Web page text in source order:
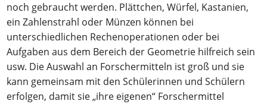
noch gebraucht werden. Plättchen, Würfel, Kastanien,
ein Zahlenstrahl oder Münzen können bei
unterschiedlichen Rechenoperationen oder bei
Aufgaben aus dem Bereich der Geometrie hilfreich sein
usw. Die Auswahl an Forschermitteln ist groß und sie
kann gemeinsam mit den Schülerinnen und Schülern
erfolgen, damit sie „ihre eigenen“ Forschermittel